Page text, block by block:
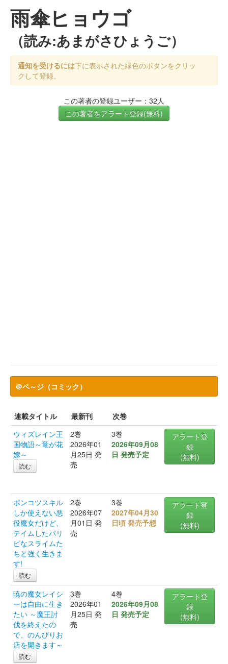
雨傘ヒョウゴ
（読み:あまがさひょうご）
通知を受けるには下に表示された緑色のボタンをクリッ
クして登録。
この著者の登録ユーザー：32人
この著者をアラート登録(無料)
＠ペ～ジ（コミック）
連載タイトル 最新刊
次巻
ウィズレイン王
国物語～竜が花
嫁～
読む
2巻
2026年01
月25日 発
売
3巻
2026年09月08
日 発売予定
アラート登
録
(無料)
ポンコツスキル
しか使えない悪
役魔女だけど、
テイムしたパリ
ピなスライムた
ちと強く生きま
す!
読む
2巻
2026年07
月01日 発
売
3巻
2027年04月30
日頃 発売予想
アラート登
録
(無料)
暁の魔女レイシ
ーは自由に生き
たい ～魔王討
伐を終えたの
で、のんびりお
店を開きます～
読む
3巻
2026年01
月25日 発
売
4巻
2026年09月08
日 発売予定
アラート登
録
(無料)